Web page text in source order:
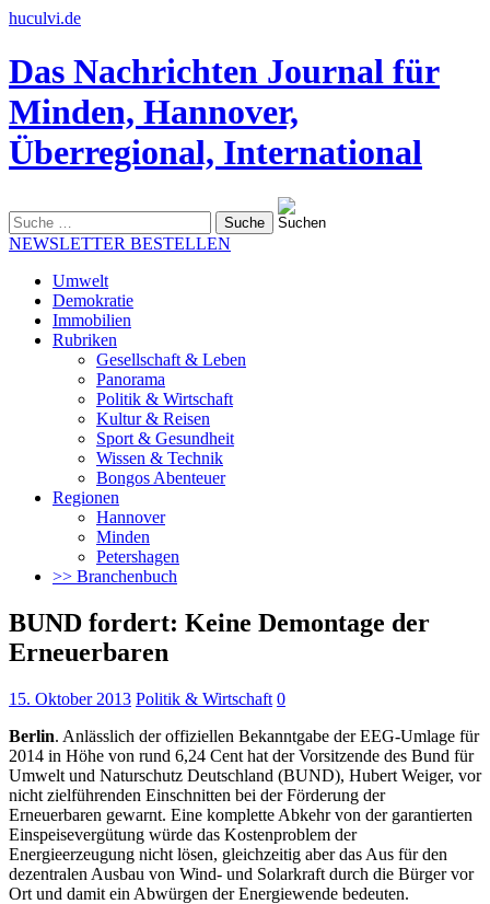
huculvi.de
Das Nachrichten Journal für
Minden, Hannover,
Überregional, International
nach:
NEWSLETTER BESTELLEN
Umwelt
Demokratie
Immobilien
Rubriken
Gesellschaft & Leben
Panorama
Politik & Wirtschaft
Kultur & Reisen
Sport & Gesundheit
Wissen & Technik
Bongos Abenteuer
Regionen
Hannover
Minden
Petershagen
>> Branchenbuch
BUND fordert: Keine Demontage der
Erneuerbaren
15. Oktober 2013 Politik & Wirtschaft 0
Berlin. Anlässlich der offiziellen Bekanntgabe der EEG-Umlage für
2014 in Höhe von rund 6,24 Cent hat der Vorsitzende des Bund für
Umwelt und Naturschutz Deutschland (BUND), Hubert Weiger, vor
nicht zielführenden Einschnitten bei der Förderung der
Erneuerbaren gewarnt. Eine komplette Abkehr von der garantierten
Einspeisevergütung würde das Kostenproblem der
Energieerzeugung nicht lösen, gleichzeitig aber das Aus für den
dezentralen Ausbau von Wind- und Solarkraft durch die Bürger vor
Ort und damit ein Abwürgen der Energiewende bedeuten.